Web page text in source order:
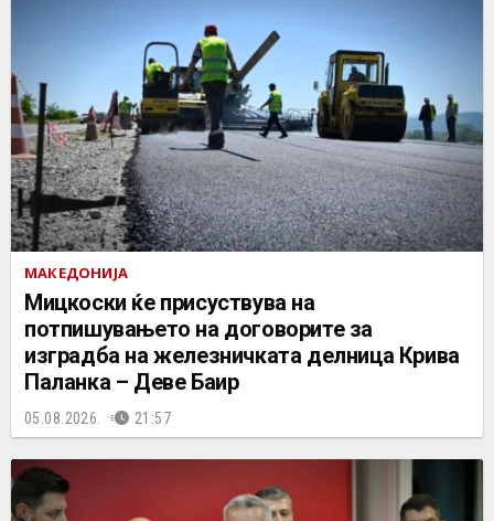
МАКЕДОНИЈА
Мицкоски ќе присуствува на
потпишувањето на договорите за
изградба на железничката делница Крива
Паланка – Деве Баир
05.08.2026. 21:57